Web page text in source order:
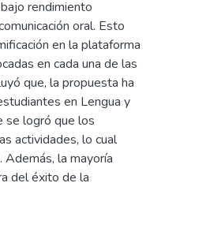
rendimiento
oral. Esto
en la plataforma
en cada una de las
que, la propuesta ha
en Lengua y
se logró que los
actividades, lo cual
la mayoría
del éxito de la